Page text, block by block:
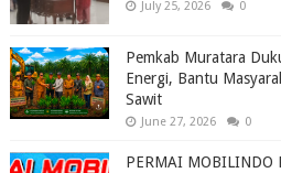
July 25, 2026 0
Pemkab Muratara
Energi, Bantu
Sawit
June 27, 2026 0
PERMAI MOBILINDO